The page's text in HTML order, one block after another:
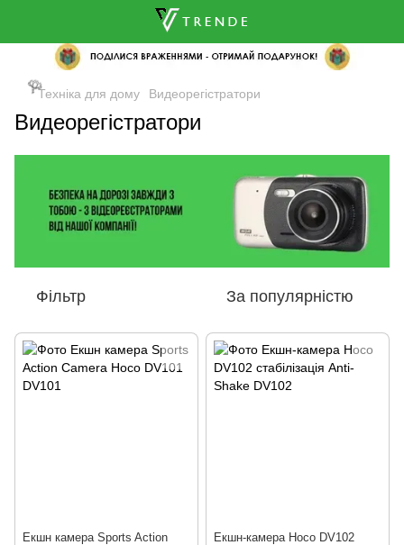
Техніка для дому Видеорегістратори
Видеорегістратори
Фільтр За популярністю
Екшн камера Sports Action
Екшн-камера Hoco DV102